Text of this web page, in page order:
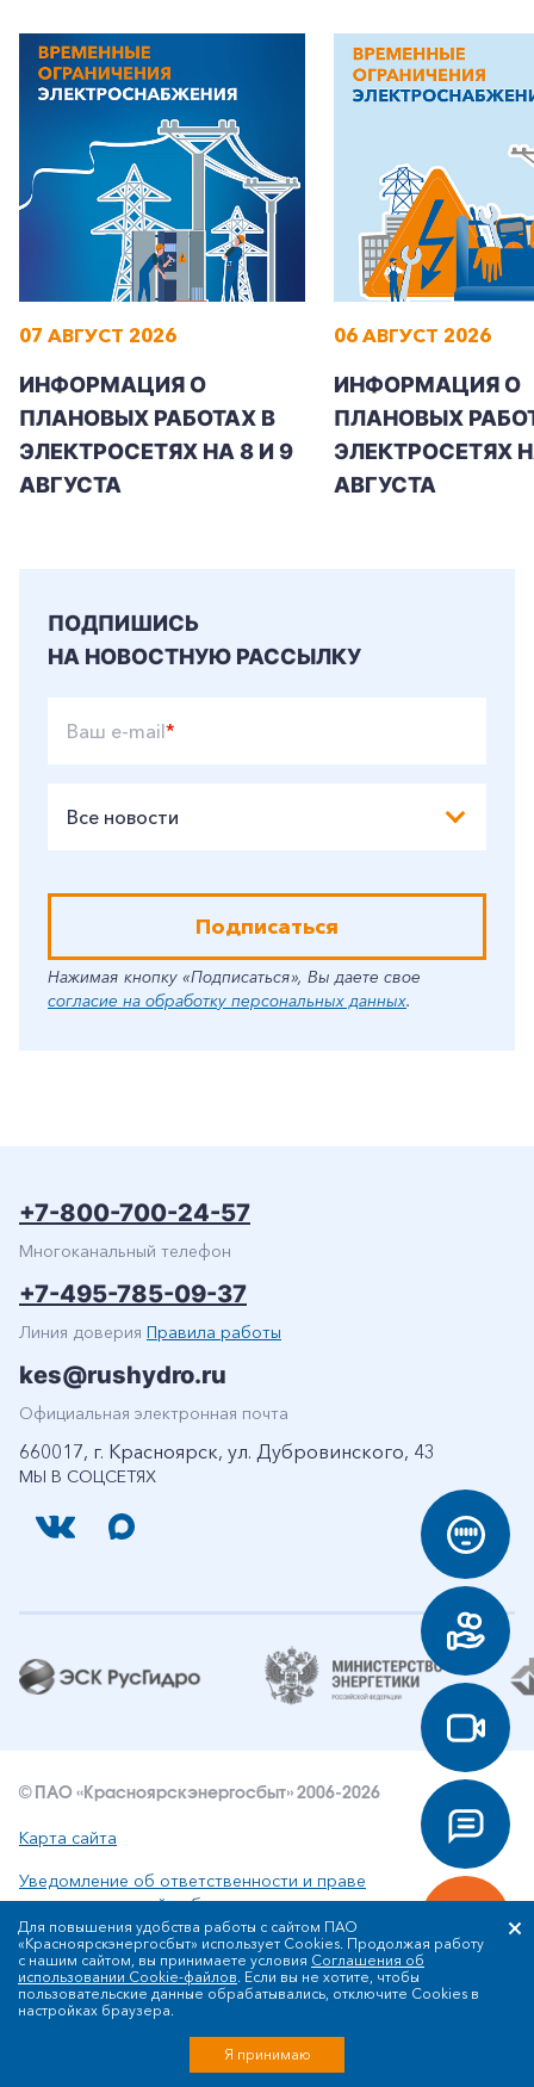
+7-800-700-24-57
Частным клиентам
Корпоративным клиентам
07 АВГУСТ 2026
ИНФОРМАЦИЯ О
ПЛАНОВЫХ РАБОТАХ В
ЭЛЕКТРОСЕТЯХ НА 8 И 9
АВГУСТА
06 АВГУСТ 2026
ИНФОРМАЦИЯ О
ПЛАНОВЫХ
ЭЛЕКТРОСЕТЯХ
АВГУСТА
ПОДПИШИСЬ
НА НОВОСТНУЮ РАССЫЛКУ
Ваш e-mail*
Все новости
Подписаться
Нажимая кнопку «Подписаться», Вы даете свое
согласие на обработку персональных данных.
МЫ В СОЦСЕТЯХ
+7-800-700-24-57
Многоканальный телефон
+7-495-785-09-37
Линия доверия Правила работы
kes@rushydro.ru
Официальная электронная почта
660017, г. Красноярск, ул. Дубровинского, 43
© ПАО «Красноярскэнергосбыт» 2006-2026
Карта сайта
Уведомление об ответственности и праве
интеллектуальной собственности
Политика ПАО «Красноярскэнергосбыт» в отношении
обработки персональных данных
Для повышения удобства работы с сайтом ПАО
«Красноярскэнергосбыт» использует Cookies. Продолжая работу
с нашим сайтом, вы принимаете условия Соглашения об
использовании Cookie-файлов. Если вы не хотите, чтобы
пользовательские данные обрабатывались, отключите Cookies в
настройках браузера.
Я принимаю